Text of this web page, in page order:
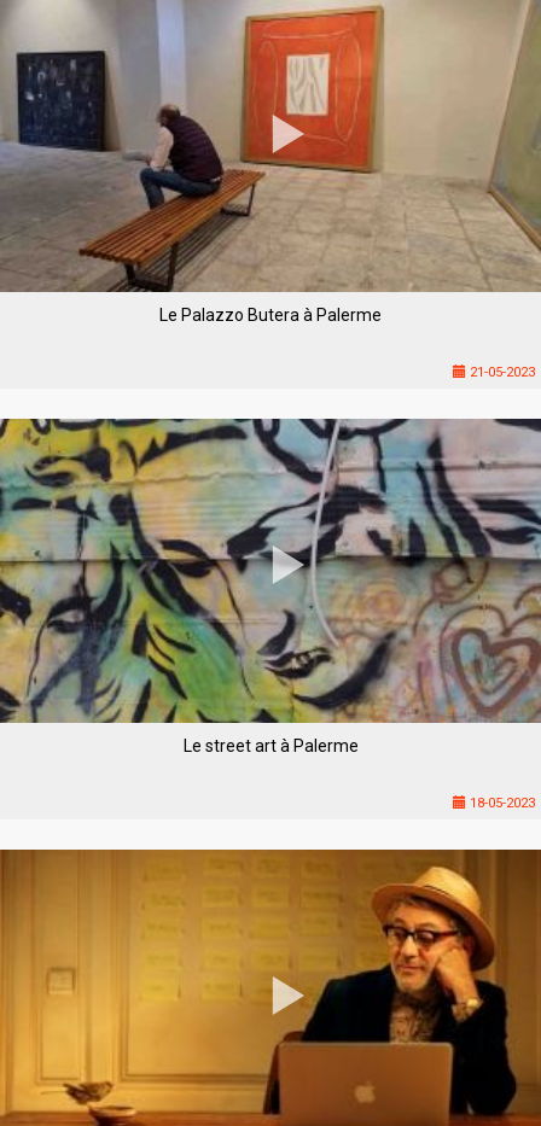
Le Palazzo Butera à Palerme
21-05-2023
Le street art à Palerme
18-05-2023